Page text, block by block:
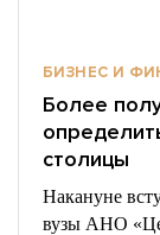
БИЗНЕС И
Более
столицы
Накануне
вузы АНО